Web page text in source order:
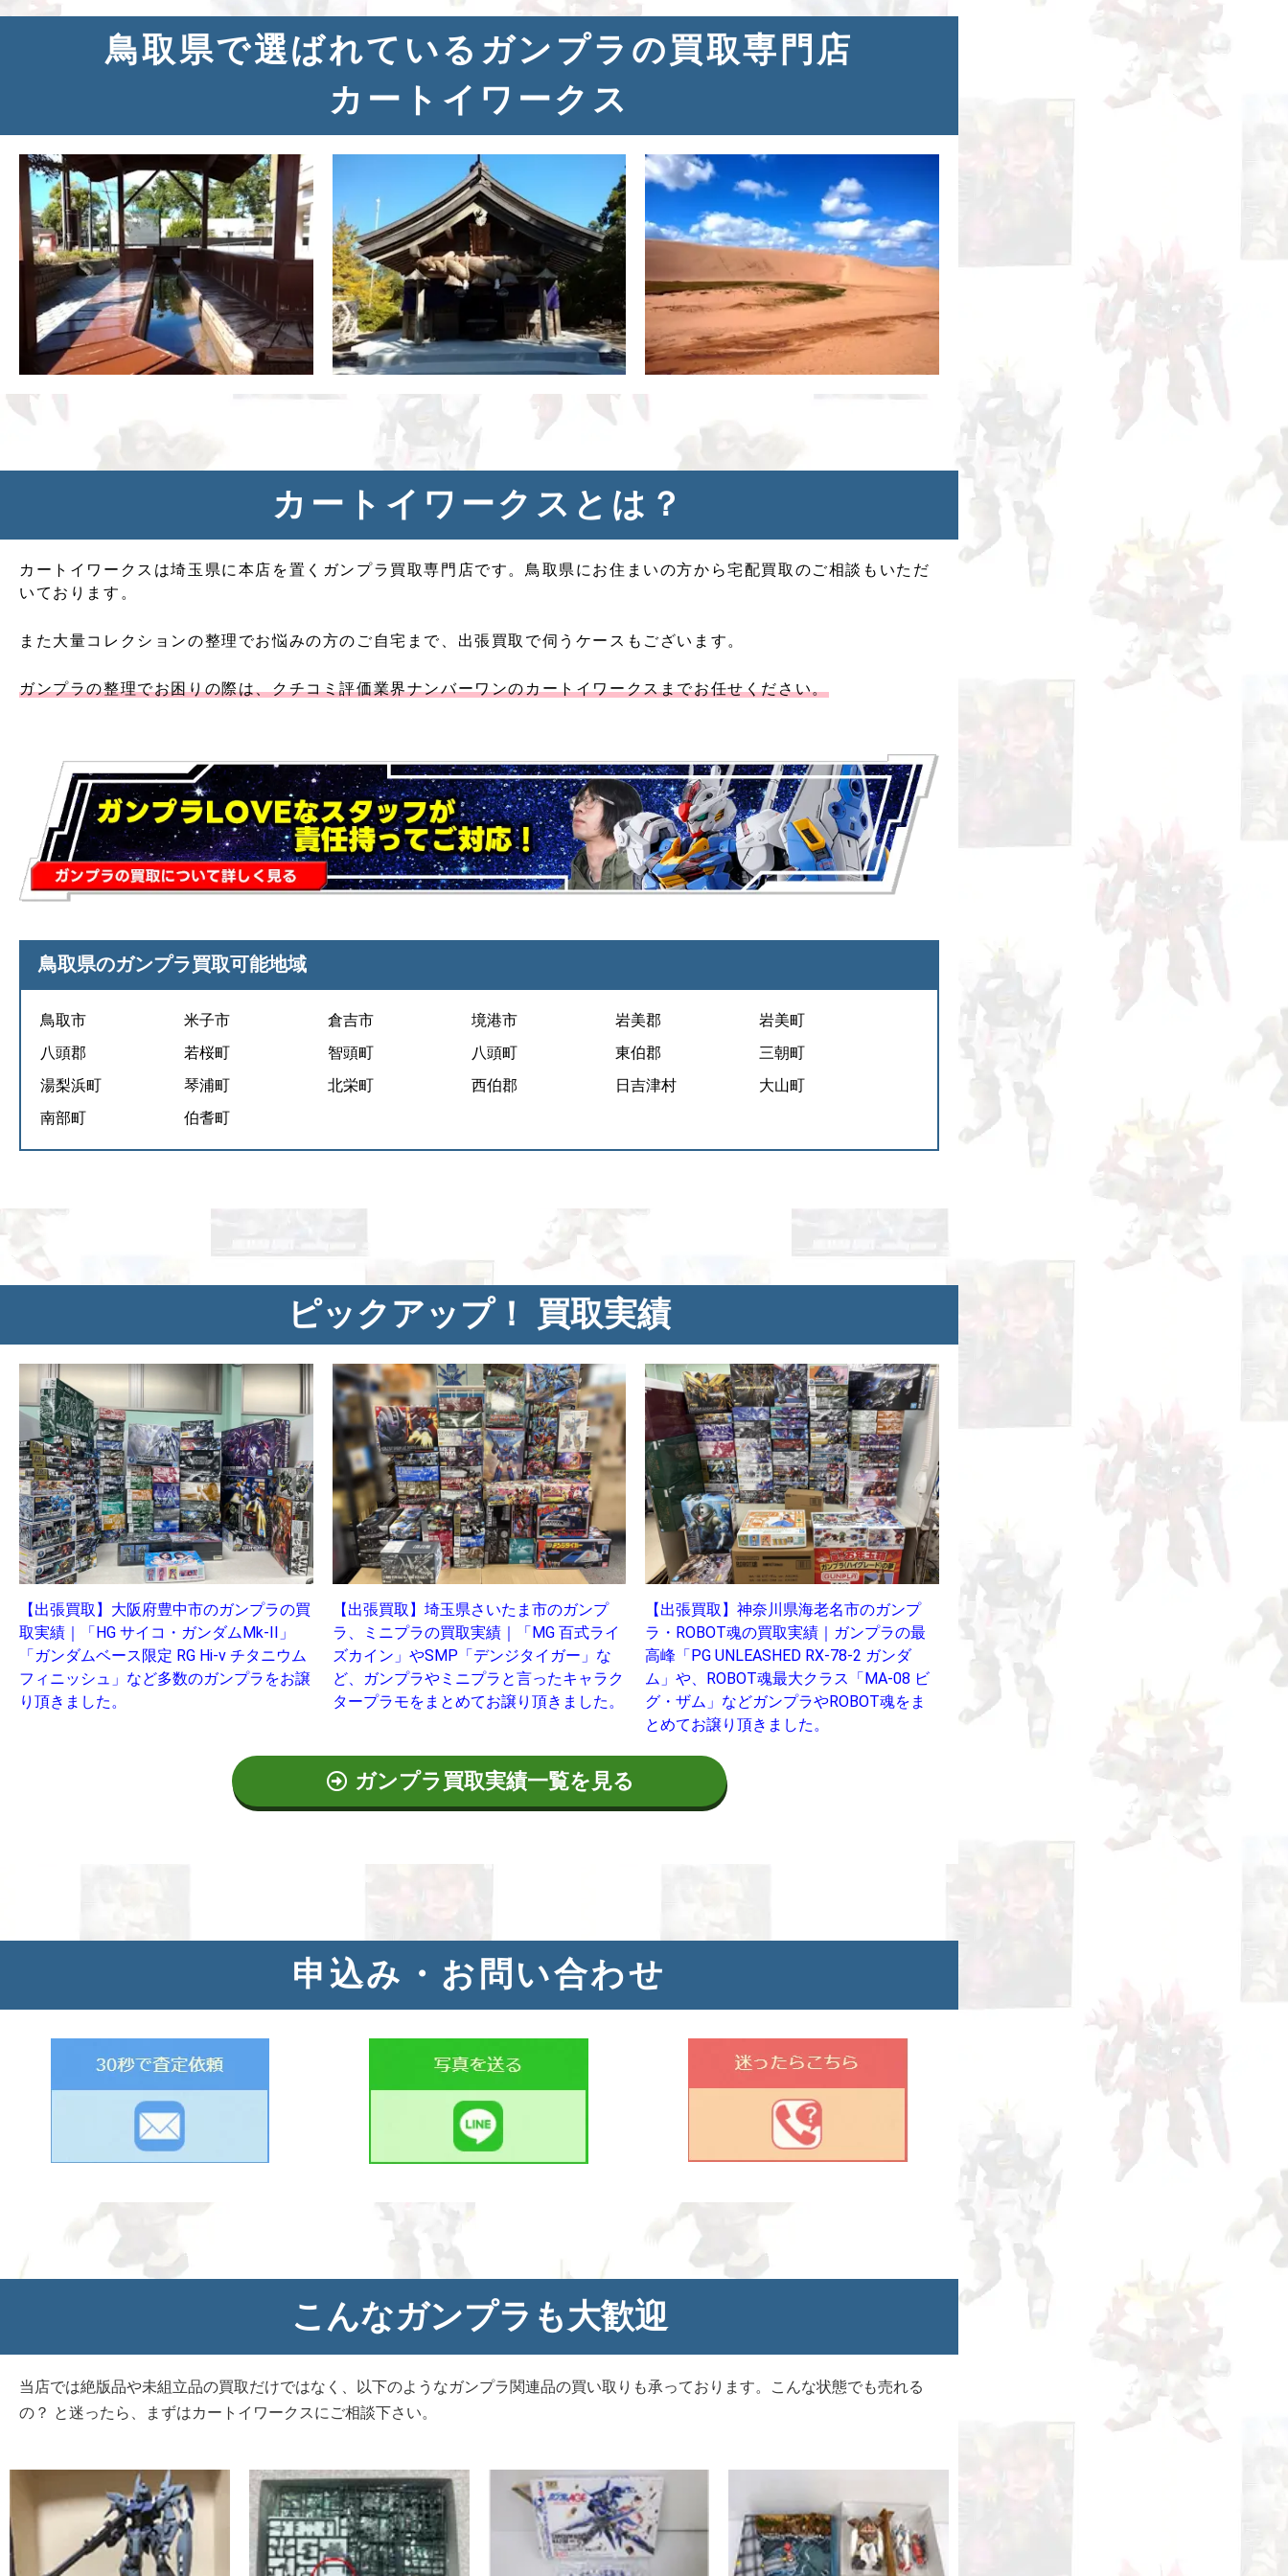
鳥取県で選ばれているガンプラの買取専門店
カートイワークス
カートイワークスとは？
カートイワークスは埼玉県に本店を置くガンプラ買取専門店です。鳥取県にお住まいの方から宅配買取のご相談もいただ
いております。
また大量コレクションの整理でお悩みの方のご自宅まで、出張買取で伺うケースもございます。
ガンプラの整理でお困りの際は、クチコミ評価業界ナンバーワンのカートイワークスまでお任せください。
鳥取県のガンプラ買取可能地域
鳥取市 米子市 倉吉市 境港市 岩美郡
岩美町
八頭郡
若桜町 智頭町 八頭町 東伯郡
三朝町
湯梨浜町
琴浦町 北栄町 西伯郡 日吉津村
大山町
南部町
伯耆町
ピックアップ！ 買取実績
【出張買取】大阪府豊中市のガンプラの買
取実績｜「HG サイコ・ガンダムMk-II」
「ガンダムベース限定 RG Hi-ν チタニウム
フィニッシュ」など多数のガンプラをお譲
り頂きました。
【出張買取】埼玉県さいたま市のガンプ
ラ、ミニプラの買取実績｜「MG 百式ライ
ズカイン」やSMP「デンジタイガー」な
ど、ガンプラやミニプラと言ったキャラク
タープラモをまとめてお譲り頂きました。
【出張買取】神奈川県海老名市のガンプ
ラ・ROBOT魂の買取実績｜ガンプラの最
高峰「PG UNLEASHED RX-78-2 ガンダ
ム」や、ROBOT魂最大クラス「MA-08 ビ
グ・ザム」などガンプラやROBOT魂をま
とめてお譲り頂きました。
ガンプラ買取実績一覧を見る
申込み・お問い合わせ
こんなガンプラも大歓迎
当店では絶版品や未組立品の買取だけではなく、以下のようなガンプラ関連品の買い取りも承っております。こんな状態でも売れる
の？ と迷ったら、まずはカートイワークスにご相談下さい。